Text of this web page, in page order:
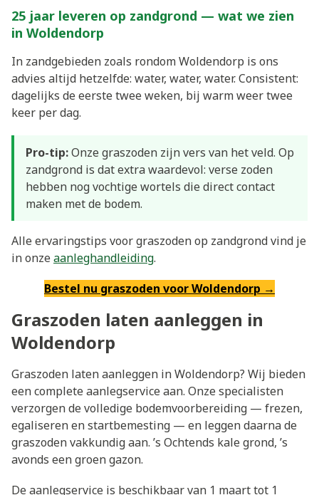
25 jaar leveren op zandgrond — wat we zien
in Woldendorp
In zandgebieden zoals rondom Woldendorp is ons
advies altijd hetzelfde: water, water, water. Consistent:
dagelijks de eerste twee weken, bij warm weer twee
keer per dag.
Pro-tip:Onze graszoden zijn vers van het veld. Op
zandgrond is dat extra waardevol: verse zoden
hebben nog vochtige wortels die direct contact
maken met de bodem.
Alle ervaringstips voor graszoden op zandgrond vind je
in onzeaanleghandleiding.
Bestel nu graszoden voor Woldendorp →
Graszoden laten aanleggen in
Woldendorp
Graszoden laten aanleggen in Woldendorp? Wij bieden
een complete aanlegservice aan. Onze specialisten
verzorgen de volledige bodemvoorbereiding — frezen,
egaliseren en startbemesting — en leggen daarna de
graszoden vakkundig aan. ’s Ochtends kale grond, ’s
avonds een groen gazon.
De aanlegservice is beschikbaar van 1 maart tot 1